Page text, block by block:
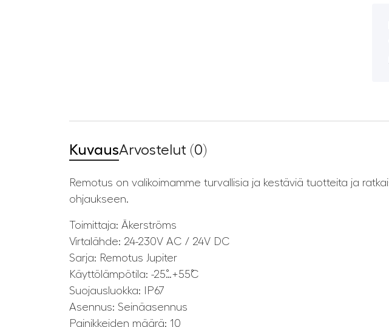
KuvausArvostelut (0)
Remotus on valikoimamme turvallisia ja kestäviä tuotteita ja
ohjaukseen.
Toimittaja: Äkerströms
Virtalähde: 24-230V AC / 24V DC
Sarja: Remotus Jupiter
Käyttölämpötila: -25˚…+55˚C
Suojausluokka: IP67
Asennus: Seinäasennus
Painikkeiden määrä: 10